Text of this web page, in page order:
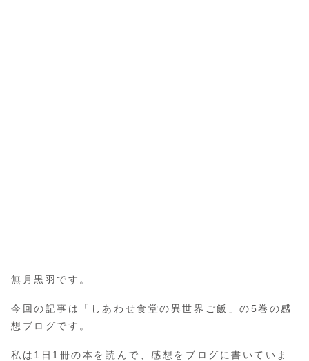
無月黒羽です。
今回の記事は「しあわせ食堂の異世界ご飯」の5巻の感
想ブログです。
私は1日1冊の本を読んで、感想をブログに書いていま